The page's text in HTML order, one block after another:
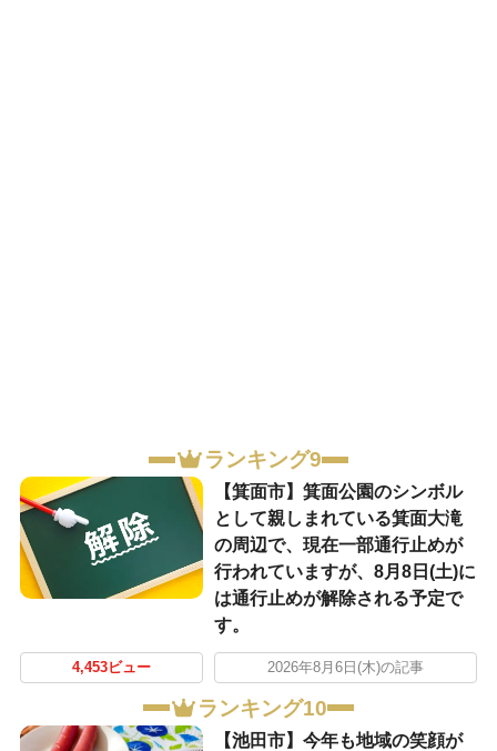
ランキング9
【箕面市】箕面公園のシンボル
として親しまれている箕面大滝
の周辺で、現在一部通行止めが
行われていますが、8月8日(土)に
は通行止めが解除される予定で
す。
4,453ビュー 2026年8月6日(木)の記事
ランキング10
【池田市】今年も地域の笑顔が